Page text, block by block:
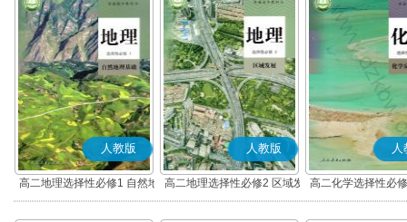
人教版
高二地理选择性必修1 自然地
理基础
人教版
高二地理选择性必修2 区域发
展
人
高二化学选择性必
应原理